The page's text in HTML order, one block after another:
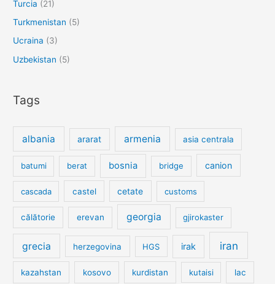
Turcia (21)
Turkmenistan (5)
Ucraina (3)
Uzbekistan (5)
Tags
albania ararat armenia asia centrala
batumi berat bosnia bridge canion
cascada castel cetate customs
călătorie erevan georgia gjirokaster
grecia herzegovina HGS irak iran
kazahstan kosovo kurdistan kutaisi lac